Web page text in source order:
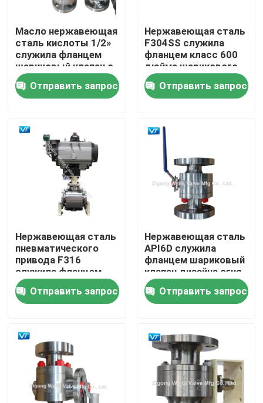
Продукты
О нас
Путешествие фабрики
Проверка качества
Свяжитесь мы
Спросите цитату
Шариковый клапан трубопровода
Клапаны трубопровода природного газа
Шариковый клапан управляемый шестерней
Шариковый клапан углерода стальной служить
Масло нержавеющая
сталь кислоты 1/2»
служила фланцем
шариковый клапан с
OEM рычага
Отправить запрос
Нержавеющая сталь
F304SS служила
фланцем класс 600
дюйма шарикового
клапана 1/2 с
рычагом
Отправить запрос
Нержавеющая сталь
пневматического
привода F316
служила фланцем
шариковые клапаны
6" 150LB
Отправить запрос
Нержавеющая сталь
API6D служила
фланцем шариковый
клапан дизайна огня
низкого давления
CF3M шарикового
клапана безопасный
Отправить запрос